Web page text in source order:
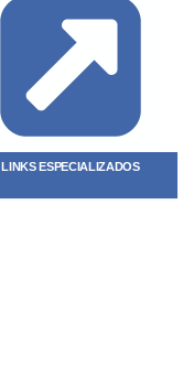
LINKS ESPECIALIZADOS